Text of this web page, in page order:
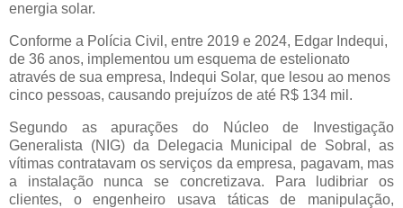
energia solar.
Conforme a Polícia Civil, entre 2019 e 2024, Edgar Indequi,
de 36 anos, implementou um esquema de estelionato
através de sua empresa, Indequi Solar, que lesou ao menos
cinco pessoas, causando prejuízos de até R$ 134 mil.
Segundo as apurações do Núcleo de Investigação
Generalista (NIG) da Delegacia Municipal de Sobral, as
vítimas contratavam os serviços da empresa, pagavam, mas
a instalação nunca se concretizava. Para ludibriar os
clientes, o engenheiro usava táticas de manipulação,